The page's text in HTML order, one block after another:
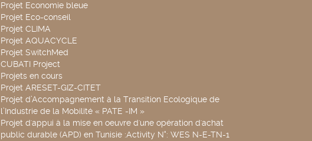
Projet Economie bleue
Projet Eco-conseil
Projet CLIMA
Projet AQUACYCLE
Projet SwitchMed
CUBATI Project
Projets en cours
Projet ARESET-GIZ-CITET
Projet d’Accompagnement à la Transition Ecologique de
l’Industrie de la Mobilité « PATE -IM »
Projet d'appui à la mise en oeuvre d'une opération d'achat
public durable (APD) en Tunisie :Activity N°: WES N-E-TN-1